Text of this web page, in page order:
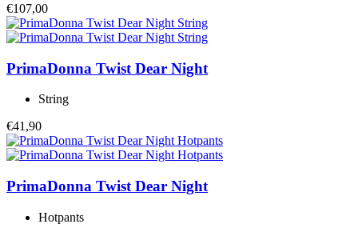
€107,00
PrimaDonna Twist Dear Night
String
€41,90
PrimaDonna Twist Dear Night
Hotpants